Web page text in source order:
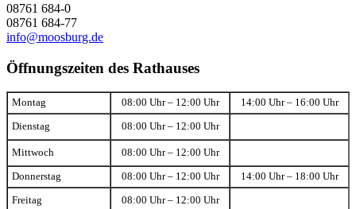
08761 684-0
08761 684-77
info@moosburg.de
Öffnungszeiten des Rathauses
Montag 08:00 Uhr – 12:00 Uhr 14:00 Uhr – 16:00 Uhr
Dienstag 08:00 Uhr – 12:00 Uhr
Mittwoch 08:00 Uhr – 12:00 Uhr
Donnerstag 08:00 Uhr – 12:00 Uhr 14:00 Uhr – 18:00 Uhr
Freitag 08:00 Uhr – 12:00 Uhr